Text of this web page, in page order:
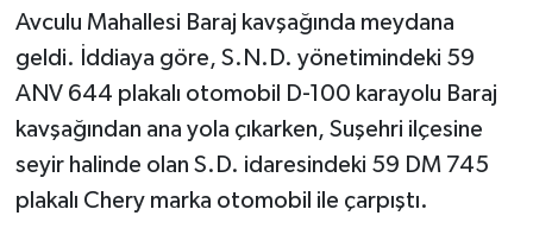
Avculu Mahallesi Baraj kavşağında meydana
geldi. İddiaya göre, S.N.D. yönetimindeki 59
ANV 644 plakalı otomobil D-100 karayolu Baraj
kavşağından ana yola çıkarken, Suşehri ilçesine
seyir halinde olan S.D. idaresindeki 59 DM 745
plakalı Chery marka otomobil ile çarpıştı.